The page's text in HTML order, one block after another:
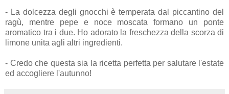
- La dolcezza degli gnocchi è temperata dal piccantino del
ragù, mentre pepe e noce moscata formano un ponte
aromatico tra i due. Ho adorato la freschezza della scorza di
limone unita agli altri ingredienti.
- Credo che questa sia la ricetta perfetta per salutare l'estate
ed accogliere l'autunno!